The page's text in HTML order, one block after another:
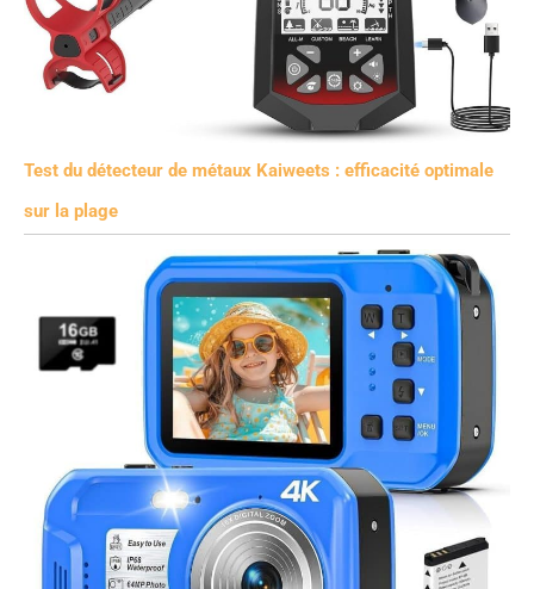
Test du détecteur de métaux Kaiweets : efficacité optimale
sur la plage